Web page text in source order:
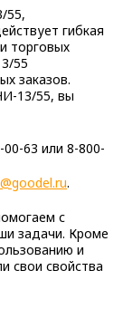
55,
гибкая
торговых
55
заказов.
13/55, вы
63 или 8-800-
.
с
задачи. Кроме
и
свои свойства